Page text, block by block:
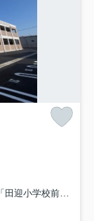
「田迎小学校前」バス停下車 徒歩9分